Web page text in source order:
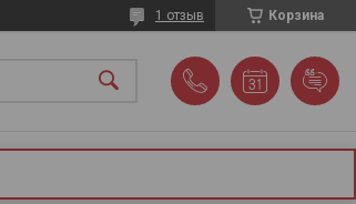
Корзина
1 отзыв